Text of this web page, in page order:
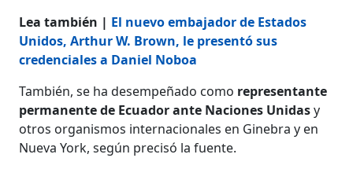
Lea también | El nuevo embajador de Estados
Unidos, Arthur W. Brown, le presentó sus
credenciales a Daniel Noboa
También, se ha desempeñado como representante
permanente de Ecuador ante Naciones Unidasy
otros organismos internacionales en Ginebra y en
Nueva York, según precisó la fuente.